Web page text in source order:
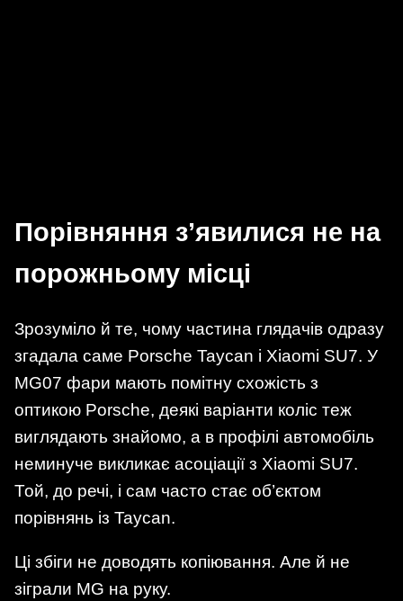
Порівняння з’явилися не на
порожньому місці
Зрозуміло й те, чому частина глядачів одразу
згадала саме Porsche Taycan і Xiaomi SU7. У
MG07 фари мають помітну схожість з
оптикою Porsche, деякі варіанти коліс теж
виглядають знайомо, а в профілі автомобіль
неминуче викликає асоціації з Xiaomi SU7.
Той, до речі, і сам часто стає об’єктом
порівнянь із Taycan.
Ці збіги не доводять копіювання. Але й не
зіграли MG на руку.